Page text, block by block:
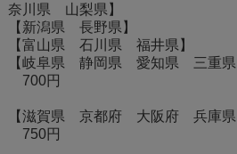
奈川県 山梨県】
【新潟県 長野県】
【富山県 石川県 福井県】
【岐阜県 静岡県 愛知県 三重県
700円
【滋賀県 京都府 大阪府 兵庫
750円